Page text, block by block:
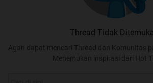
Thread Tidak
Agan dapat mencari Thread dan Komunitas
Menemukan inspirasi dari Hot